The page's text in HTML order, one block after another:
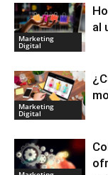
Marketing
Digital
al
Marketing
Digital